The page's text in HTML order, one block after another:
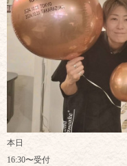
本日
16:30〜受付